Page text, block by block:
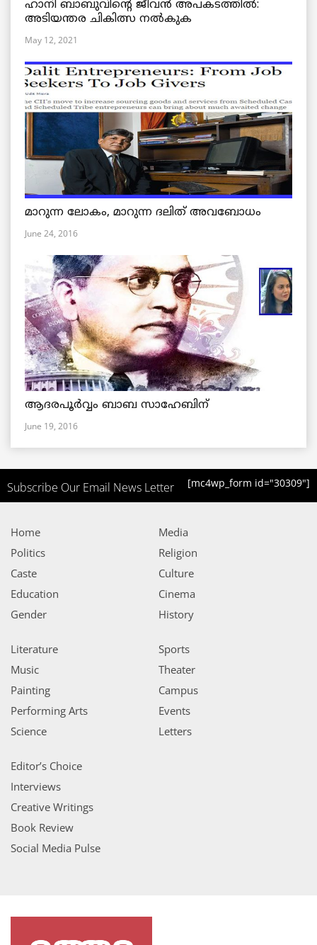
ഹാനി ബാബുവിന്റെ ജീവൻ അപകടത്തിൽ:
അടിയന്തര ചികിത്സ നൽകുക
May 12, 2021
മാറുന്ന ലോകം, മാറുന്ന ദലിത് അവബോധം
June 24, 2016
ആദരപൂര്‍വ്വം ബാബ സാഹേബിന്
June 19, 2016
Subscribe Our Email News Letter [mc4wp_form id="30309"]
Home
Politics
Caste
Education
Gender
Media
Religion
Culture
Cinema
History
Literature
Music
Painting
Performing Arts
Science
Sports
Theater
Campus
Events
Letters
Editor’s Choice
Interviews
Creative Writings
Book Review
Social Media Pulse